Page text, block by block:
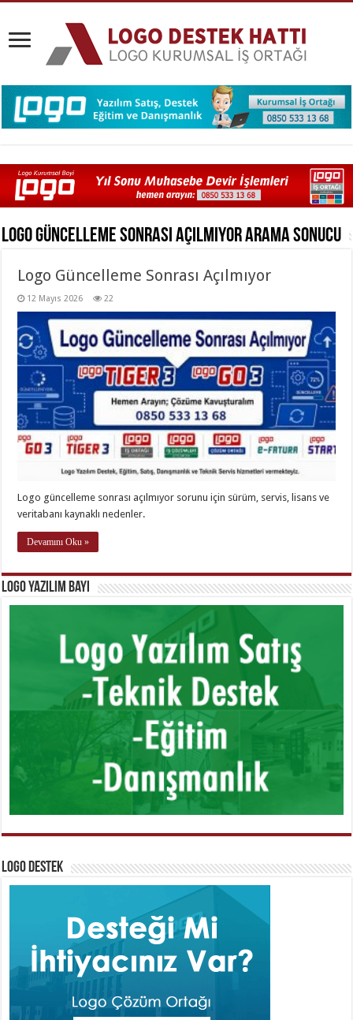
Logo Güncelleme Sonrası AçılmıyorArama Sonucu
Logo Güncelleme Sonrası Açılmıyor
12 Mayıs 2026 22
Logo güncelleme sonrası açılmıyor sorunu için sürüm, servis, lisans ve
veritabanı kaynaklı nedenler.
Devamını Oku »
Logo Yazılım Bayi
Logo Destek